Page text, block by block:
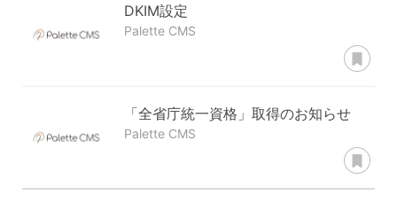
DKIM設定
Palette CMS
「全省庁統一資格」取得のお知らせ
Palette CMS